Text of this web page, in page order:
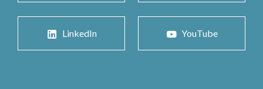
LinkedIn YouTube